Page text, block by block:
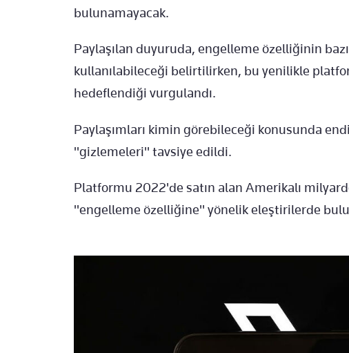
bulunamayacak.
Paylaşılan duyuruda, engelleme özelliğinin
kullanılabileceği belirtilirken, bu yenilikle
hedeflendiği vurgulandı.
Paylaşımları kimin görebileceği konusunda
"gizlemeleri" tavsiye edildi.
Platformu 2022'de satın alan Amerikalı
"engelleme özelliğine" yönelik eleştirilerde